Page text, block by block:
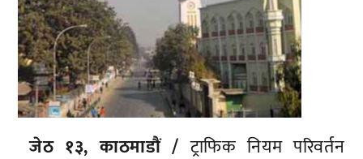
जेठ १३, काठमाडाैं / ट्राफिक नियम परिवर्तन